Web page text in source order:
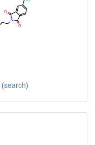
(search)